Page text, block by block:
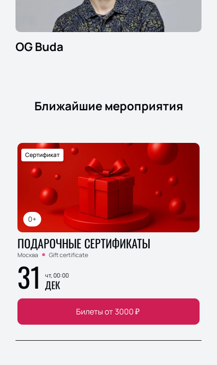
OG Buda
Ближайшие мероприятия
0+
Сертификат
ПОДАРОЧНЫЕ СЕРТИФИКАТЫ
Москва Gift certificate
31 чт, 00:00
ДЕК
Билеты от 3000₽